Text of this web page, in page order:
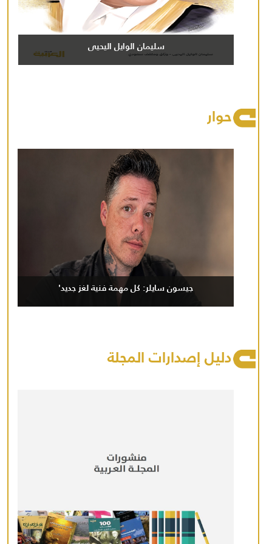
سليمان الوايل اليحيى
حوار
جيسون سايلر: كل مهمة فنية لغز جديد'
دليل إصدارات المجلة